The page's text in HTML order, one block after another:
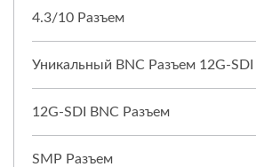
4.3/10 Разъем
Уникальный BNC Разъем 12G-SDI
12G-SDI BNC Разъем
SMP Разъем